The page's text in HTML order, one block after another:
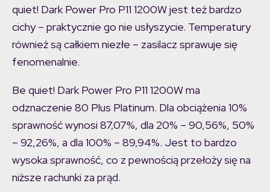
quiet! Dark Power Pro P11 1200W jest też bardzo
cichy – praktycznie go nie usłyszycie. Temperatury
również są całkiem niezłe – zasilacz sprawuje się
fenomenalnie.
Be quiet! Dark Power Pro P11 1200W ma
odznaczenie 80 Plus Platinum. Dla obciążenia 10%
sprawność wynosi 87,07%, dla 20% – 90,56%, 50%
– 92,26%, a dla 100% – 89,94%. Jest to bardzo
wysoka sprawność, co z pewnością przełoży się na
niższe rachunki za prąd.